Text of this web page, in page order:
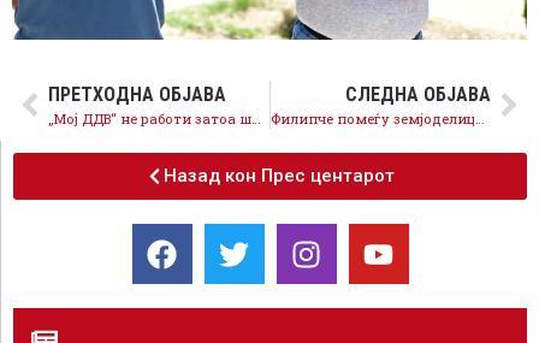
ПРЕТХОДНА ОБЈАВА
„Мој ДДВ“ не работи затоа што нема пари во буџетот – граѓаните не можат да си ги вратат парите од ДДВ
СЛЕДНА ОБЈАВА
Филипче помеѓу земјоделиците: Зголемени трошоци, намалени субвенции, ниски откупни цени, откуп нема
Назад кон Прес центарот